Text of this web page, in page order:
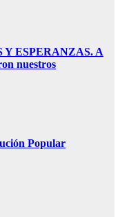
ESPERANZAS. A
nuestros
Popular